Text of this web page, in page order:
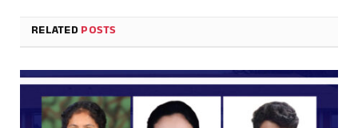
RELATEDPOSTS